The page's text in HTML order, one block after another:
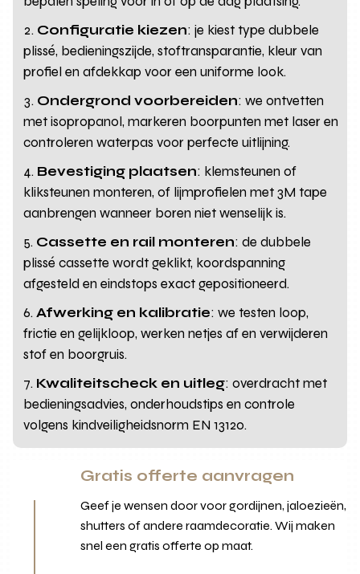
Configuratie kiezen: je kiest type dubbele
plissé, bedieningszijde, stoftransparantie, kleur van
profiel en afdekkap voor een uniforme look.
Ondergrond voorbereiden: we ontvetten
met isopropanol, markeren boorpunten met laser en
controleren waterpas voor perfecte uitlijning.
Bevestiging plaatsen: klemsteunen of
kliksteunen monteren, of lijmprofielen met 3M tape
aanbrengen wanneer boren niet wenselijk is.
Cassette en rail monteren: de dubbele
plissé cassette wordt geklikt, koordspanning
afgesteld en eindstops exact gepositioneerd.
Afwerking en kalibratie: we testen loop,
frictie en gelijkloop, werken netjes af en verwijderen
stof en boorgruis.
Kwaliteitscheck en uitleg: overdracht met
bedieningsadvies, onderhoudstips en controle
volgens kindveiligheidsnorm EN 13120.
Gratis offerte aanvragen
Geef je wensen door voor gordijnen, jaloezieën,
shutters of andere raamdecoratie. Wij maken
snel een gratis offerte op maat.